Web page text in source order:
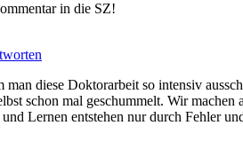
in die SZ!
diese Doktorarbeit so intensiv
schon mal geschummelt. Wir
Lernen entstehen nur durch Fehler